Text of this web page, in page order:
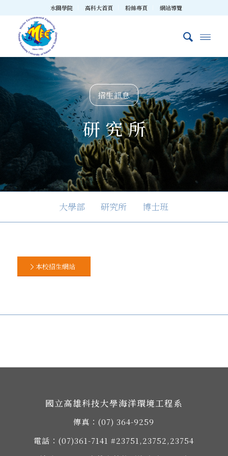
水圈學院 高科大首頁 粉絲專頁 網站導覽
招生訊息
研 究 所
大學部 研究所 博士班
本校招生網站
國立高雄科技大學海洋環境工程系
傳真：(07) 364-9259
電話： (07)361-7141 #23751,23752,23754